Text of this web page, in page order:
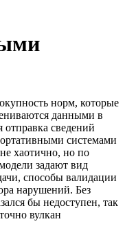
норм, которые
данными в
сведений
системами
хаотично, но по
задают вид
способы валидации
нарушений. Без
бы недоступен, так
вулкан